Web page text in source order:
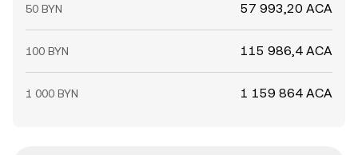
50 BYN 57 993,20 ACA
100 BYN 115 986,4 ACA
1 000 BYN 1 159 864 ACA